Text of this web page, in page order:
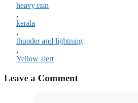
heavy rain
,
kerala
,
thunder and lightning
,
Yellow alert
Leave a Comment